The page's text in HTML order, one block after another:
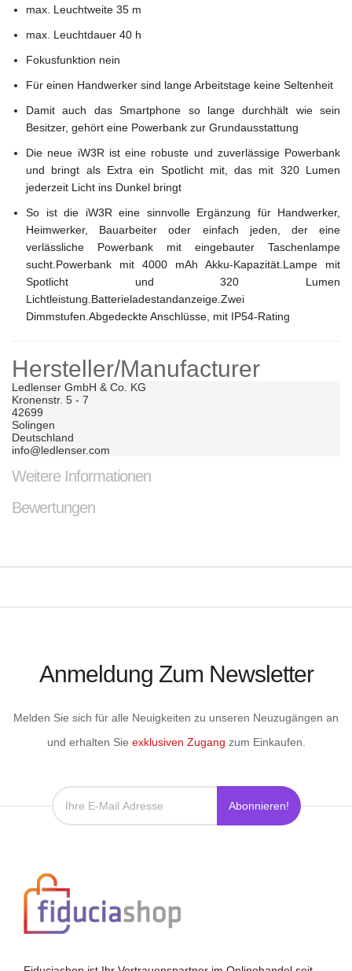
max. Leuchtweite 35 m
max. Leuchtdauer 40 h
Fokusfunktion nein
Für einen Handwerker sind lange Arbeitstage keine Seltenheit
Damit auch das Smartphone so lange durchhält wie sein
Besitzer, gehört eine Powerbank zur Grundausstattung
Die neue iW3R ist eine robuste und zuverlässige Powerbank
und bringt als Extra ein Spotlicht mit, das mit 320 Lumen
jederzeit Licht ins Dunkel bringt
So ist die iW3R eine sinnvolle Ergänzung für Handwerker,
Heimwerker, Bauarbeiter oder einfach jeden, der eine
verlässliche Powerbank mit eingebauter Taschenlampe
sucht.Powerbank mit 4000 mAh Akku-Kapazität.Lampe mit
Spotlicht und 320 Lumen
Lichtleistung.Batterieladestandanzeige.Zwei
Dimmstufen.Abgedeckte Anschlüsse, mit IP54-Rating
Hersteller/Manufacturer
Ledlenser GmbH & Co. KG
Kronenstr. 5 - 7
42699
Solingen
Deutschland
info@ledlenser.com
Weitere Informationen
Bewertungen
Anmeldung Zum Newsletter
Melden Sie sich für alle Neuigkeiten zu unseren Neuzugängen an
und erhalten Sie exklusiven Zugang zum Einkaufen.
Abonnieren!